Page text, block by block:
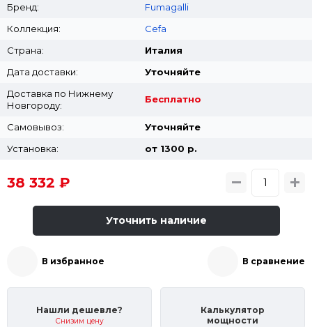
Бренд:
Fumagalli
Коллекция:
Cefa
Страна:
Италия
Дата доставки:
Уточняйте
Доставка по Нижнему
Новгороду:
Бесплатно
Самовывоз:
Уточняйте
Установка:
от 1300 p.
38 332 ₽
Уточнить наличие
В избранное В сравнение
Нашли дешевле?
Снизим цену
Калькулятор
мощности